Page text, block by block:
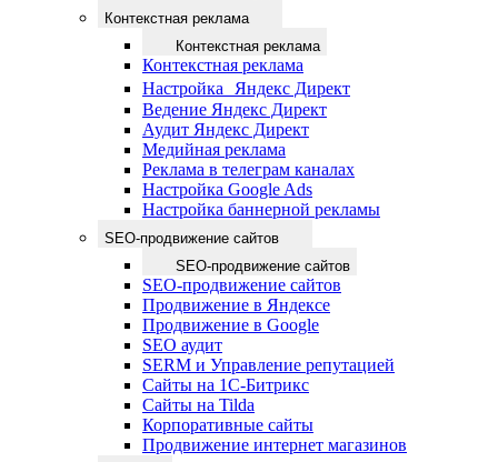
Контекстная реклама
Контекстная реклама
Контекстная реклама
Настройка Яндекс Директ
Ведение Яндекс Директ
Аудит Яндекс Директ
Медийная реклама
Реклама в телеграм каналах
Настройка Google Ads
Настройка баннерной рекламы
SEO-продвижение сайтов
SEO-продвижение сайтов
SEO-продвижение сайтов
Продвижение в Яндексе
Продвижение в Google
SEO аудит
SERM и Управление репутацией
Сайты на 1С-Битрикс
Сайты на Tilda
Корпоративные сайты
Продвижение интернет магазинов